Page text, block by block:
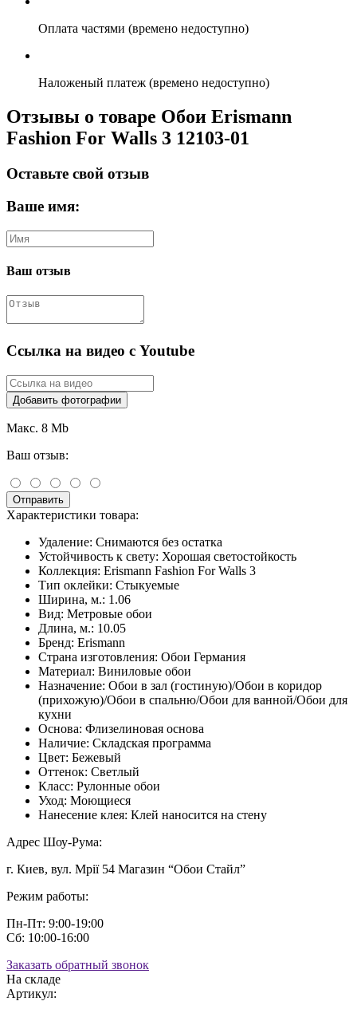
Оплата частями (времено недоступно)
Наложеный платеж (времено недоступно)
Отзывы о товаре Обои Erismann
Fashion For Walls 3 12103-01
Оставьте свой отзыв
Ваше имя:
Ваш отзыв
Ссылка на видео с Youtube
Добавить фотографии
Макс. 8 Mb
Ваш отзыв:
Отправить
Характеристики товара:
Удаление: Снимаются без остатка
Устойчивость к свету: Хорошая светостойкость
Коллекция: Erismann Fashion For Walls 3
Тип оклейки: Стыкуемые
Ширина, м.: 1.06
Вид: Метровые обои
Длина, м.: 10.05
Бренд: Erismann
Страна изготовления: Обои Германия
Материал: Виниловые обои
Назначение: Обои в зал (гостиную)/Обои в коридор
(прихожую)/Обои в спальню/Обои для ванной/Обои для
кухни
Основа: Флизелиновая основа
Наличие: Складская программа
Цвет: Бежевый
Оттенок: Светлый
Класс: Рулонные обои
Уход: Моющиеся
Нанесение клея: Клей наносится на стену
Адрес Шоу-Рума:
г. Киев, вул. Мрії 54 Магазин “Обои Стайл”
Режим работы:
Пн-Пт: 9:00-19:00
Сб: 10:00-16:00
Заказать обратный звонок
На складе
Артикул: